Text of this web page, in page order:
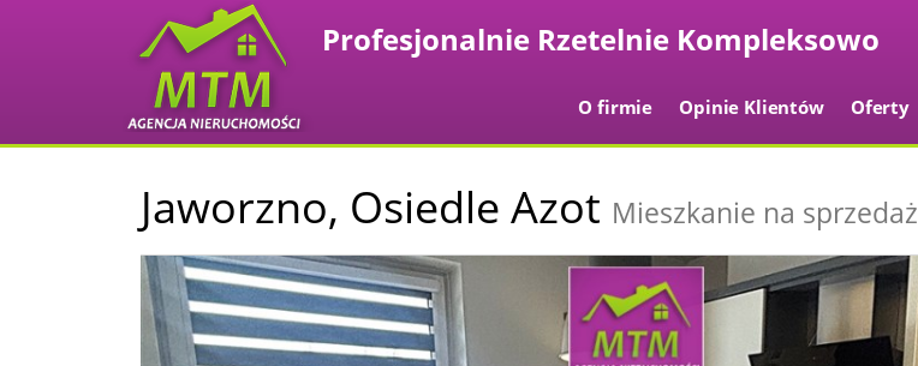
O firmie Opinie Klientów Oferty
Kompleksowo
Jaworzno, Osiedle Azot Mieszkanie na sprzedaż